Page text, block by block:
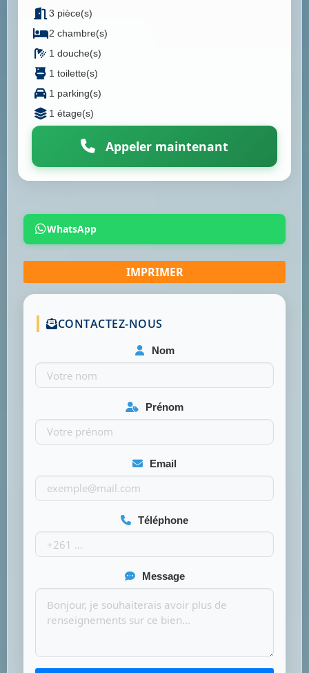
3 pièce(s)
2 chambre(s)
1 douche(s)
1 toilette(s)
1 parking(s)
1 étage(s)
Appeler maintenant
WhatsApp
CONTACTEZ-NOUS
Nom
Prénom
Email
Téléphone
Message